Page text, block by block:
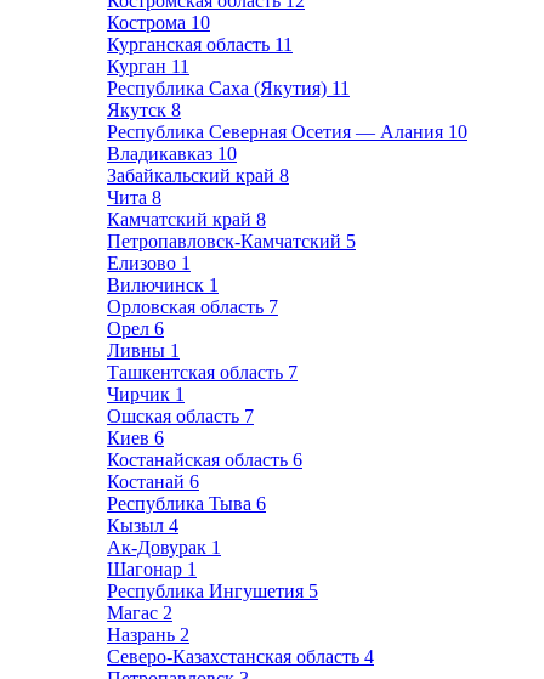
Кострома 10
Курганская область 11
Курган 11
Республика Саха (Якутия) 11
Якутск 8
Республика Северная Осетия — Алания 10
Владикавказ 10
Забайкальский край 8
Чита 8
Камчатский край 8
Петропавловск-Камчатский 5
Елизово 1
Вилючинск 1
Орловская область 7
Орел 6
Ливны 1
Ташкентская область 7
Чирчик 1
Ошская область 7
Киев 6
Костанайская область 6
Костанай 6
Республика Тыва 6
Кызыл 4
Ак-Довурак 1
Шагонар 1
Республика Ингушетия 5
Магас 2
Назрань 2
Северо-Казахстанская область 4